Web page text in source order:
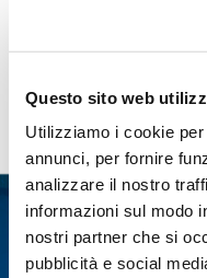
Questo sito web
Utilizziamo i cookie
annunci, per fornire
analizzare il nostro
informazioni sul modo
nostri partner che si
pubblicità e social
Contattaci
Nome *
Cognome *